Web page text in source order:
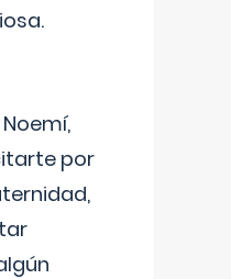
por